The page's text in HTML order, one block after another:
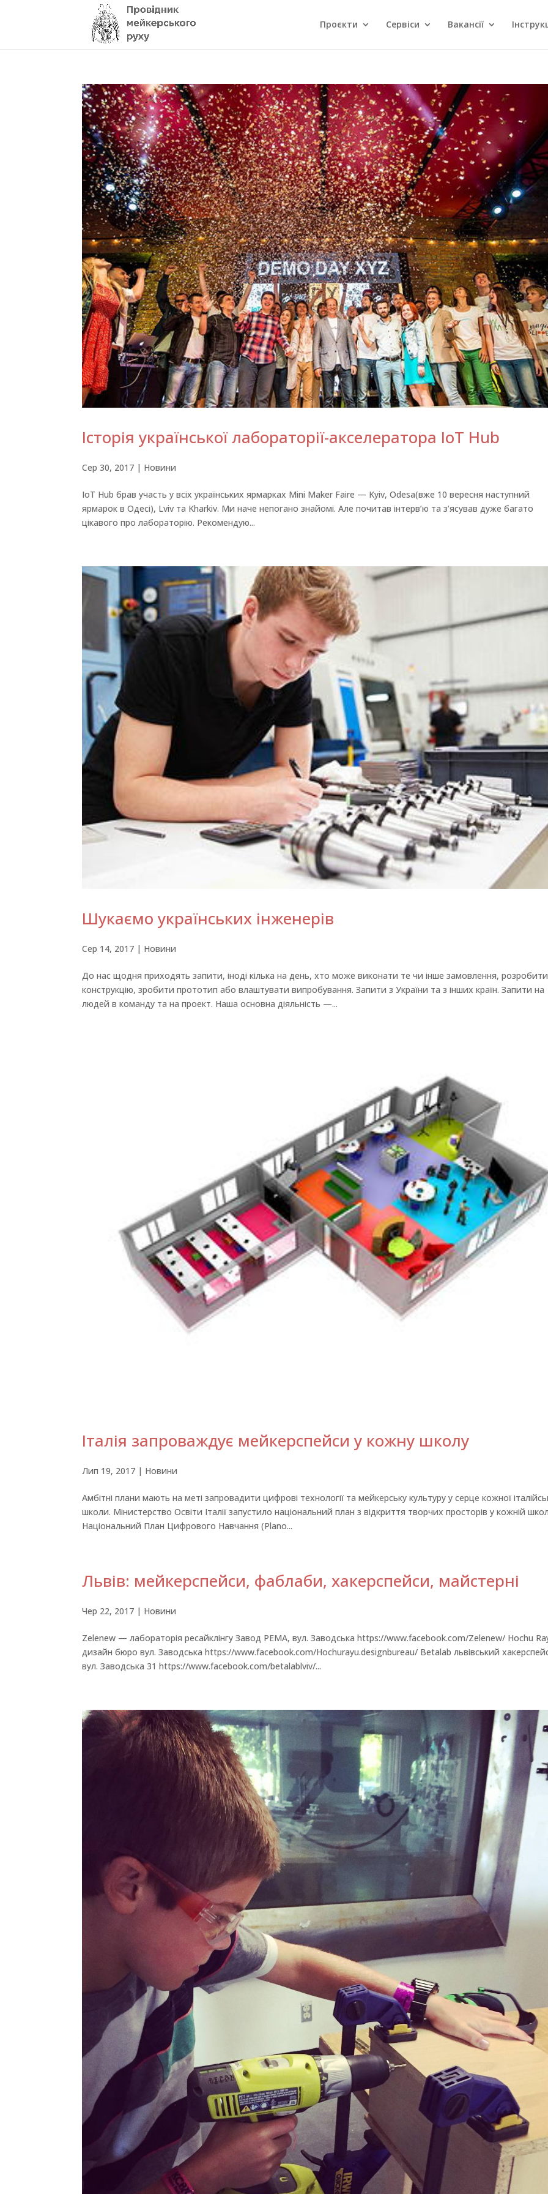
Проєкти Сервіси Вакансії
Історія української лабораторії-акселератора IoT Hub
Сер 30, 2017 | Новини
IoT Hub брав участь у всіх українських ярмарках Mini Maker Faire — Kyiv, Odesa(вже 10 вересня наступний
ярмарок в Одесі), Lviv та Kharkiv. Ми наче непогано знайомі. Але почитав інтерв’ю та з’ясував дуже багато
цікавого про лабораторію. Рекомендую...
Шукаємо українських інженерів
Сер 14, 2017 | Новини
До нас щодня приходять запити, іноді кілька на день, хто може виконати те чи інше замовлення, розробити
конструкцію, зробити прототип або влаштувати випробування. Запити з України та з інших країн. Запити на
людей в команду та на проект. Наша основна діяльність —...
Італія запроваждує мейкерспейси у кожну школу
Лип 19, 2017 | Новини
Амбітні плани мають на меті запровадити цифрові технології та мейкерську культуру у серце кожної
школи. Мінистерство Освіти Італії запустило національний план з відкриття творчих просторів у кожній
Національний План Цифрового Навчання (Plano...
Львів: мейкерспейси, фаблаби, хакерспейси, майстерні
Чер 22, 2017 | Новини
Zelenew — лабораторія ресайклінгу Завод РЕМА, вул. Заводська https://www.facebook.com/Zelenew/ Hochu
дизайн бюро вул. Заводська https://www.facebook.com/Hochurayu.designbureau/ Betalab львівський
вул. Заводська 31 https://www.facebook.com/betalablviv/...